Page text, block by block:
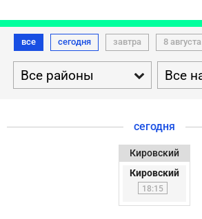
все сегодня завтра 8 августа

сегодня
Кировский
Кировский
18:15